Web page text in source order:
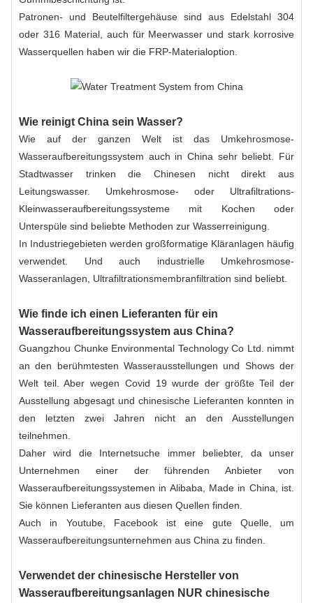
Patronen- und Beutelfiltergehäuse sind aus Edelstahl 304
oder 316 Material, auch für Meerwasser und stark korrosive
Wasserquellen haben wir die FRP-Materialoption.
Wie reinigt China sein Wasser?
Wie auf der ganzen Welt ist das Umkehrosmose-
Wasseraufbereitungssystem auch in China sehr beliebt. Für
Stadtwasser trinken die Chinesen nicht direkt aus
Leitungswasser. Umkehrosmose- oder Ultrafiltrations-
Kleinwasseraufbereitungssysteme mit Kochen oder
Unterspüle sind beliebte Methoden zur Wasserreinigung.
In Industriegebieten werden großformatige Kläranlagen häufig
verwendet. Und auch industrielle Umkehrosmose-
Wasseranlagen, Ultrafiltrationsmembranfiltration sind beliebt.
Wie finde ich einen Lieferanten für ein
Wasseraufbereitungssystem aus China?
Guangzhou Chunke Environmental Technology Co Ltd. nimmt
an den berühmtesten Wasserausstellungen und Shows der
Welt teil. Aber wegen Covid 19 wurde der größte Teil der
Ausstellung abgesagt und chinesische Lieferanten konnten in
den letzten zwei Jahren nicht an den Ausstellungen
teilnehmen.
Daher wird die Internetsuche immer beliebter, da unser
Unternehmen einer der führenden Anbieter von
Wasseraufbereitungssystemen in Alibaba, Made in China, ist.
Sie können Lieferanten aus diesen Quellen finden.
Auch in Youtube, Facebookist eine gute Quelle, um
Wasseraufbereitungsunternehmen aus China zu finden.
Verwendet der chinesische Hersteller von
Wasseraufbereitungsanlagen NUR chinesische